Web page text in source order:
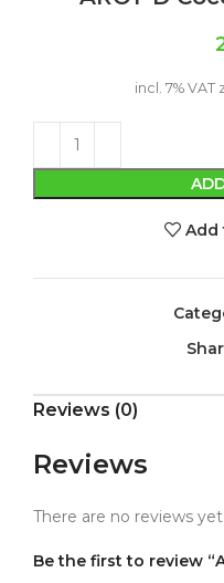
incl. 7% VAT
Add
Reviews (0)
Reviews
There are no reviews yet.
Be the first to review